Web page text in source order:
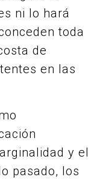
ni lo hará
toda
de
en las
y el
pasado, los